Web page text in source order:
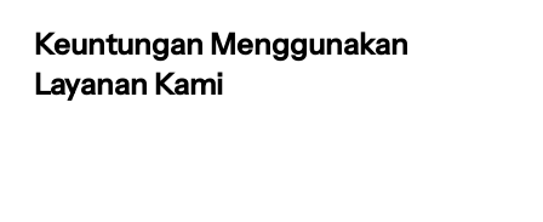
Keuntungan Menggunakan
Layanan Kami